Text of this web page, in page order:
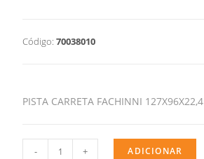
Código: 70038010
PISTA CARRETA FACHINNI 127X96X22,4
- + ADICIONAR